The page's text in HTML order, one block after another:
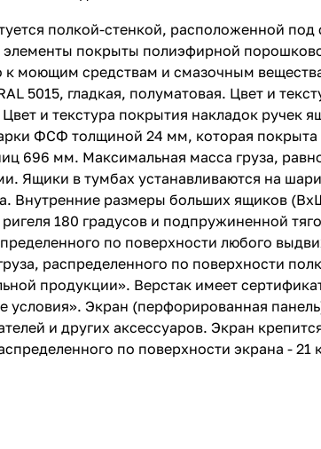
полкой-стенкой, расположенной под
элементы покрыты полиэфирной
моющим средствам и смазочным
5015, гладкая, полуматовая. Цвет и
и текстура покрытия накладок ручек
ФСФ толщиной 24 мм, которая
696 мм. Максимальная масса груза,
Ящики в тумбах устанавливаются на
Внутренние размеры больших ящиков
180 градусов и подпружиненной
по поверхности любого
распределенного по поверхности
продукции». Верстак имеет
Экран (перфорированная
и других аксессуаров. Экран
по поверхности экрана - 21